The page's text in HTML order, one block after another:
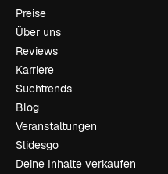
Preise
Über uns
Reviews
Karriere
Suchtrends
Blog
Veranstaltungen
Slidesgo
Deine Inhalte verkaufen